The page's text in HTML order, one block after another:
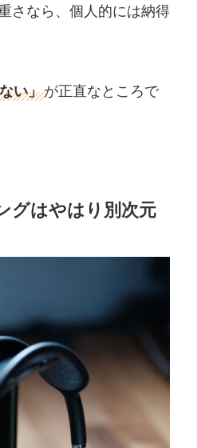
さなら、個人的には納得
い」が正直なところで
グはやはり別次元